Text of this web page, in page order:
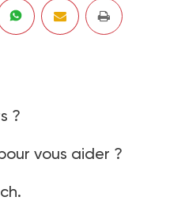
?
vous aider ?